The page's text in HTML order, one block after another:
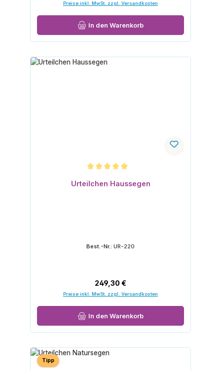
Preise inkl. MwSt. zzgl. Versandkosten
In den Warenkorb
Urteilchen Haussegen
Best.-Nr.: UR-220
Regulärer Preis:
249,30 €
Preise inkl. MwSt. zzgl. Versandkosten
In den Warenkorb
Tipp